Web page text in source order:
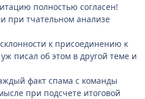
полностью согласен!
при тчательном анализе
к присоединению к
писал об этом в другой теме и
факт спама с команды
при подсчете итоговой